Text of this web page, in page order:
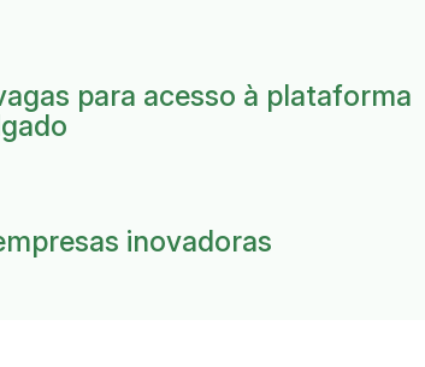
para acesso à plataforma
inovadoras